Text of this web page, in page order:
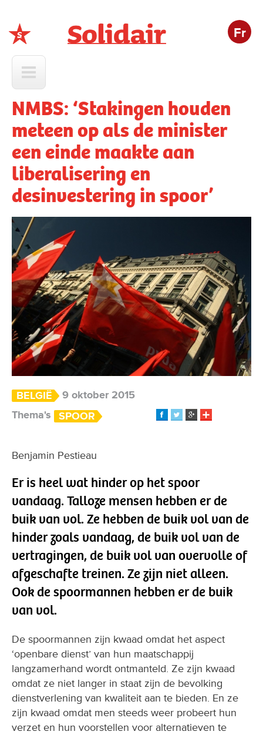
Fr
NMBS: ‘Stakingen houden
meteen op als de minister
een einde maakte aan
liberalisering en
desinvestering in spoor’
BELGIË
9 oktober 2015
Thema's
SPOOR
Benjamin Pestieau
Er is heel wat hinder op het spoor
vandaag. Talloze mensen hebben er de
buik van vol. Ze hebben de buik vol van de
hinder zoals vandaag, de buik vol van de
vertragingen, de buik vol van overvolle of
afgeschafte treinen. Ze zijn niet alleen.
Ook de spoormannen hebben er de buik
van vol.
De spoormannen zijn kwaad omdat het aspect
‘openbare dienst’ van hun maatschappij
langzamerhand wordt ontmanteld. Ze zijn kwaad
omdat ze niet langer in staat zijn de bevolking
dienstverlening van kwaliteit aan te bieden. En ze
zijn kwaad omdat men steeds weer probeert hun
verzet en hun voorstellen voor alternatieven te